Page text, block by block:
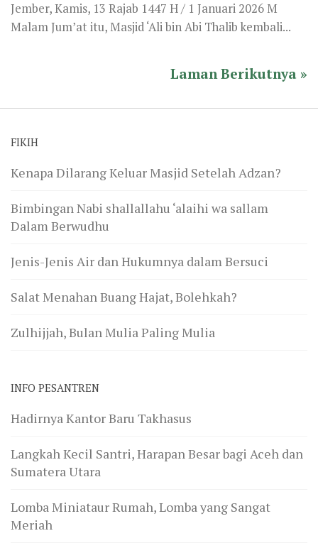
Jember, Kamis, 13 Rajab 1447 H / 1 Januari 2026 M
Malam Jum’at itu, Masjid ‘Ali bin Abi Thalib kembali...
Laman Berikutnya »
FIKIH
Kenapa Dilarang Keluar Masjid Setelah Adzan?
Bimbingan Nabi shallallahu ‘alaihi wa sallam
Dalam Berwudhu
Jenis-Jenis Air dan Hukumnya dalam Bersuci
Salat Menahan Buang Hajat, Bolehkah?
Zulhijjah, Bulan Mulia Paling Mulia
INFO PESANTREN
Hadirnya Kantor Baru Takhasus
Langkah Kecil Santri, Harapan Besar bagi Aceh dan
Sumatera Utara
Lomba Miniataur Rumah, Lomba yang Sangat
Meriah